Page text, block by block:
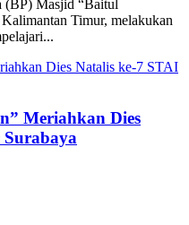
(BP) Masjid “Baitul
Timur, melakukan
Meriahkan Dies